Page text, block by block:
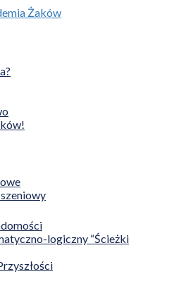
logiczny “Ścieżki